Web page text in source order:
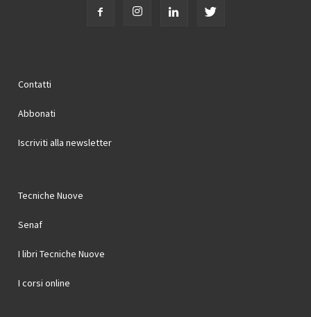
Contatti
Abbonati
Iscriviti alla newsletter
Tecniche Nuove
Senaf
I libri Tecniche Nuove
I corsi online